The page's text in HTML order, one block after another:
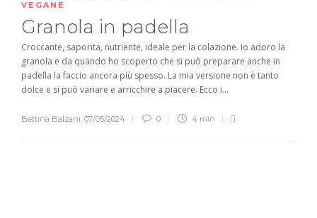
VEGANE
Granola in padella
Croccante, saporita, nutriente, ideale per la colazione. Io adoro la
granola e da quando ho scoperto che si può preparare anche in
padella la faccio ancora più spesso. La mia versione non è tanto
dolce e si può variare e arricchire a piacere. Ecco i...
Bettina Balzani, 07/05/2024 0 4 min